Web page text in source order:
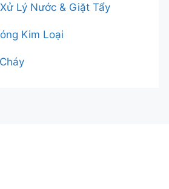
Lý Nước & Giặt Tẩy
Kim Loại